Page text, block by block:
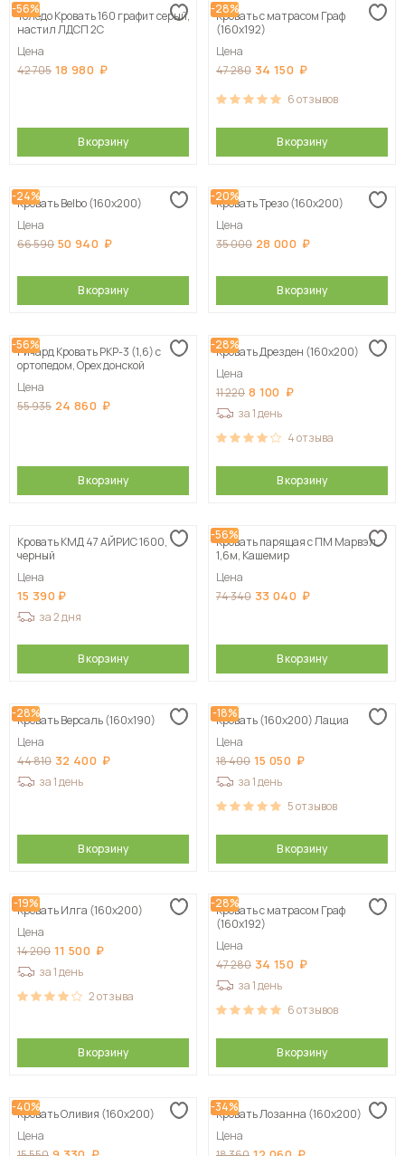
-56%
Толедо Кровать 160 графит серый,
настил ЛДСП 2С
Цена
42 705 18 980
В корзину
-28%
Кровать с матрасом Граф
(160х192)
Цена
47 280 34 150
6отзывов
В корзину
-24%
Кровать Belbo (160х200)
Цена
66 590 50 940
В корзину
-20%
Кровать Трезо (160х200)
Цена
35 000 28 000
В корзину
-56%
Ричард Кровать РКР-3 (1,6) с
ортопедом, Орех донской
Цена
55 935 24 860
В корзину
-28%
Кровать Дрезден (160х200)
Цена
11 220 8 100
за 1 день
4отзыва
В корзину
Кровать КМД 47 АЙРИС 1600,
черный
Цена
15 390
за 2 дня
В корзину
-56%
Кровать парящая с ПМ Марвэл
1,6м, Кашемир
Цена
74 340 33 040
В корзину
-28%
Кровать Версаль (160х190)
Цена
44 810 32 400
за 1 день
В корзину
-18%
Кровать (160х200) Лациа
Цена
18 400 15 050
за 1 день
5отзывов
В корзину
-19%
Кровать Илга (160х200)
Цена
14 200 11 500
за 1 день
2отзыва
В корзину
-28%
Кровать с матрасом Граф
(160х192)
Цена
47 280 34 150
за 1 день
6отзывов
В корзину
-40%
Кровать Оливия (160х200)
Цена
-34%
Кровать Лозанна (160х200)
Цена